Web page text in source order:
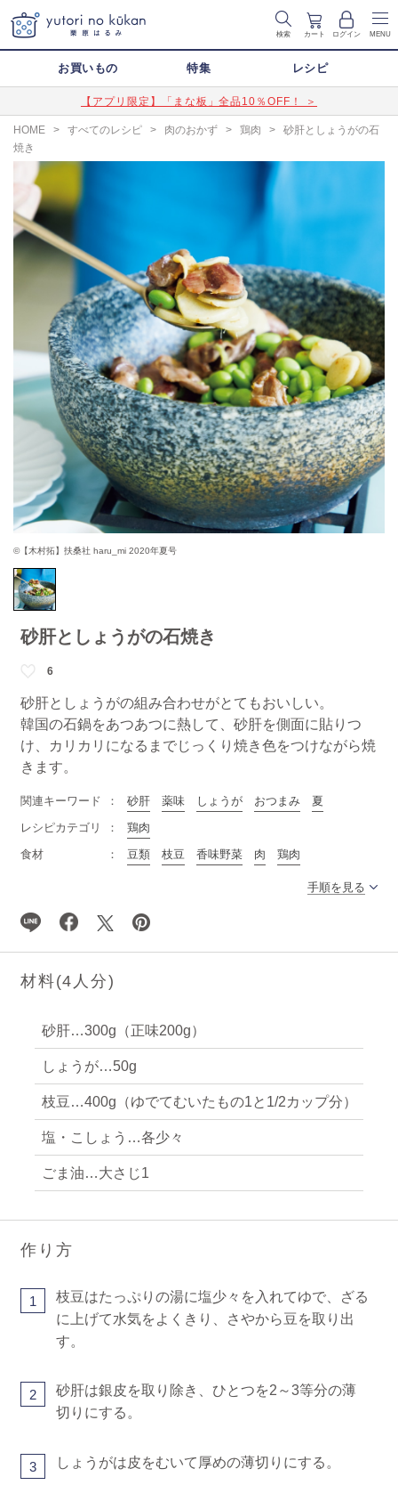
検索 カート ログイン MENU
お買いもの 特集 レシピ
【アプリ限定】「まな板」全品10％OFF！ ＞
HOME > すべてのレシピ > 肉のおかず > 鶏肉 >
砂肝としょうがの石
焼き
©【木村拓】扶桑社 haru_mi 2020年夏号
砂肝としょうがの石焼き
6
砂肝としょうがの組み合わせがとてもおいしい。
韓国の石鍋をあつあつに熱して、砂肝を側面に貼りつ
け、カリカリになるまでじっくり焼き色をつけながら焼
きます。
関連キーワード 砂肝 薬味 しょうが おつまみ
夏
レシピカテゴリ
鶏肉
食材
豆類 枝豆 香味野菜 肉 鶏肉
手順を見る
材料(4 人分)
砂肝…300g（正味200g）
しょうが…50g
枝豆…400g（ゆでてむいたもの1と1/2カップ分）
塩・こしょう…各少々
ごま油…大さじ1
作り方
1
枝豆はたっぷりの湯に塩少々を入れてゆで、ざる
に上げて水気をよくきり、さやから豆を取り出
す。
2
砂肝は銀皮を取り除き、ひとつを2～3等分の薄
切りにする。
3 しょうがは皮をむいて厚めの薄切りにする。